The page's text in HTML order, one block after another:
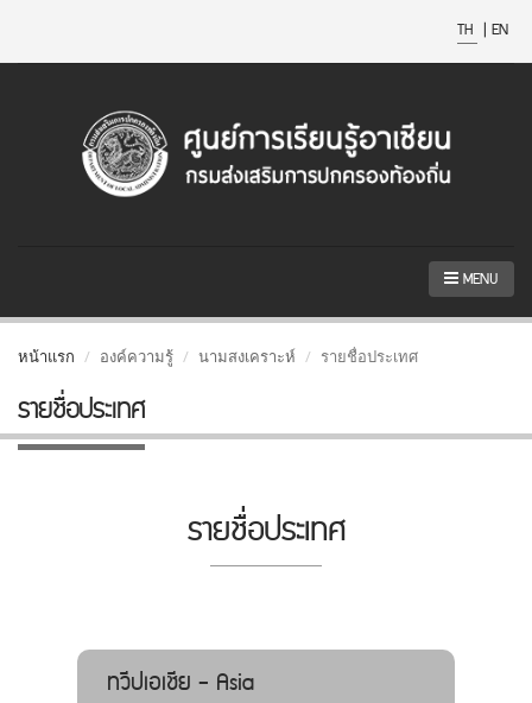
TH | EN
MENU
หน้าแรก องค์ความรู้ นามสงเคราะห์ รายชื่อประเทศ
รายชื่อประเทศ
รายชื่อประเทศ
ทวีปเอเชีย - Asia